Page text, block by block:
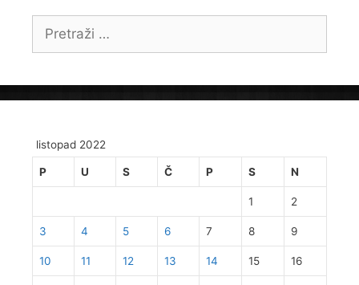
Pretraži:
listopad 2022
P U S Č P S N
1 2
3 4 5 6 7 8 9
10 11 12 13 14 15 16